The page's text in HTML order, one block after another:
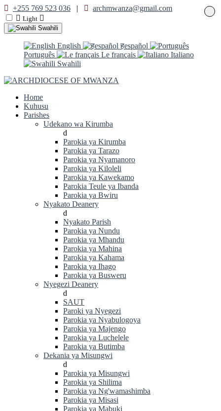
+255 769 523 036 | archmwanza@gmail.com
Light
Swahili
English
हespañol
Português
Le français
Italiano
Swahili
Home
Kuhusu
Parishes
Udekano wa Kirumba
d
Parokia ya Kirumba
Parokia ya Tarazo
Parokia ya Nyamanoro
Parokia ya Kiloleli
Parokia ya Kawekamo
Parokia Teule ya Ibanda
Parokia ya Bwiru
Nyakato Deanery
d
Nyakato Parish
Parokia ya Nundu
Parokia ya Mhandu
Parokia ya Mahina
Parokia ya Kahama
Parokia ya Ihago
Parokia ya Busweru
Nyegezi Deanery
d
SAUT
Paroki ya Nyegezi
Parokia ya Nyabulogoya
Parokia ya Majengo
Parokia ya Luchelele
Parokia ya Butimba
Dekania ya Misungwi
d
Parokia ya Misungwi
Parokia ya Shilima
Parokia ya Ng'wamashimba
Parokia ya Misasi
Parokia ya Mabuki